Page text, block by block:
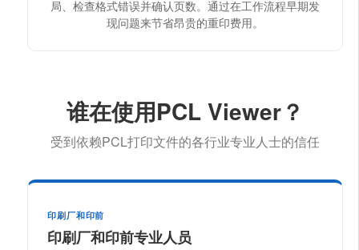
局、检查格式错误并确认页数。通过在工作流程早期发
现问题来节省昂贵的重印费用。
谁在使用PCL Viewer？
受到依赖PCL打印文件的各行业专业人士的信任
印刷厂和印前
印刷厂和印前专业人员